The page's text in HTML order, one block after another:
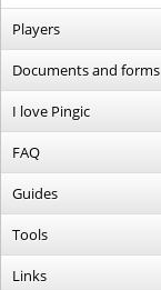
Players
Documents and forms
I love Pingic
FAQ
Guides
Tools
Links